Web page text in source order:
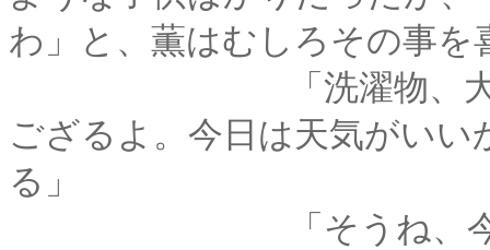
わ」と、薫はむしろその事を
「洗濯物、大きなも
ござるよ。今日は天気がい
る」
「そうね、今日は